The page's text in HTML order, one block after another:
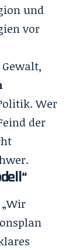
und
vor
Wer
der